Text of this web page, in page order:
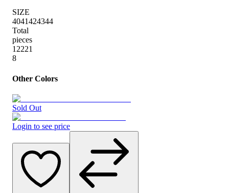
SIZE
4041424344
Total
pieces
12221
8
Other Colors
Sold Out
Login to see price